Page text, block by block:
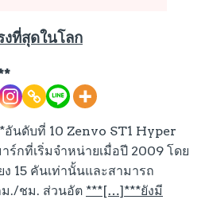
งที่สุดในโลก
นดับที่ 10 Zenvo ST1 Hyper
ร์กที่เริ่มจำหน่ายเมื่อปี 2009 โดย
15 คันเท่านั้นและสามารถ
ม./ชม. ส่วนอัต ***[…]***ยังมี